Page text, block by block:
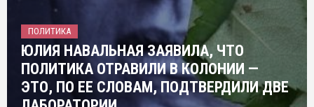
ПОЛИТИКА
ЮЛИЯ НАВАЛЬНАЯ ЗАЯВИЛА, ЧТО
ПОЛИТИКА ОТРАВИЛИ В КОЛОНИИ —
ЭТО, ПО ЕЕ СЛОВАМ, ПОДТВЕРДИЛИ ДВЕ